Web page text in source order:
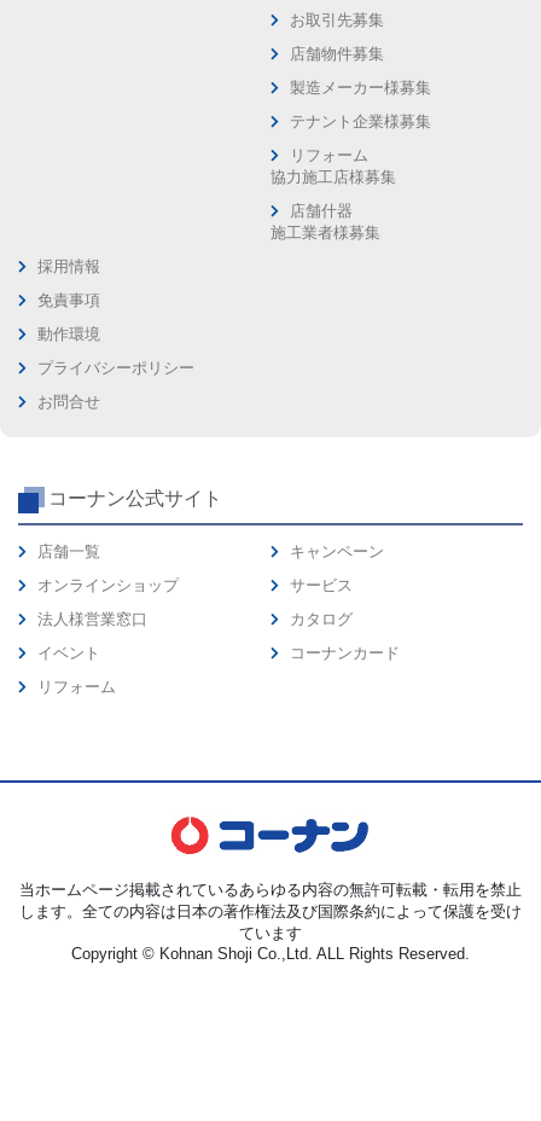
お取引先募集
店舗物件募集
製造メーカー様募集
テナント企業様募集
リフォーム
協力施工店様募集
店舗什器
施工業者様募集
採用情報
免責事項
動作環境
プライバシーポリシー
お問合せ
コーナン公式サイト
店舗一覧
オンラインショップ
法人様営業窓口
イベント
リフォーム
キャンペーン
サービス
カタログ
コーナンカード
当ホームページ掲載されているあらゆる内容の無許可転載・転用を禁止
します。全ての内容は日本の著作権法及び国際条約によって保護を受け
ています
Copyright © Kohnan Shoji Co.,Ltd. ALL Rights Reserved.